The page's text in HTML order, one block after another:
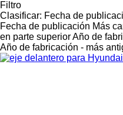
Filtro
Clasificar: Fecha de
Fecha de publicación Más
en parte superiorAño de
Año de fabricación - más